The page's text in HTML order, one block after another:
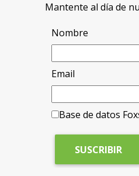
Mantente al día de
Nombre
Email
Base de datos